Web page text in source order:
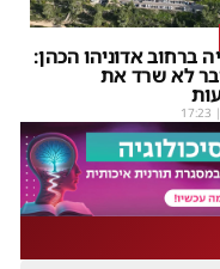
ברחוב אדוניהו הכהן:
לא שרד את
|
17:23